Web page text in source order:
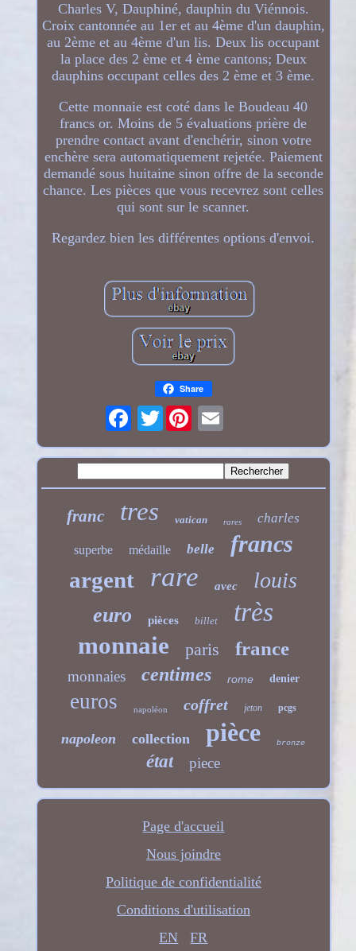
Charles V, Dauphiné, dauphin du Viénnois.
Croix cantonnée au 1er et au 4ème d'un dauphin,
au 2ème et au 4ème d'un lis. Deux lis occupant
la place des 2 ème et 4 ème cantons; Deux
dauphins occupant celles des 2 ème et 3 ème.
Cette monnaie est coté dans le Boudeau 40
francs or. Moins de 5 évaluations prière de
prendre contact avant d'enchérir, sinon votre
enchère sera automatiquement rejetée. Paiement
demandé sous huitaine sinon offre de la seconde
chance. Les pièces que vous recevrez sont celles
qui sont sur le scanner.
Regardez bien les différentes options d'envoi.
Share
Twitter
franc tres vatican rares charles
superbe médaille belle francs
argent rare avec louis
euro pièces billet très
monnaie paris france
monnaies centimes rome denier
euros napoléon coffret jeton pcgs
napoleon collection pièce bronze
état piece
Page d'accueil
Nous joindre
Politique de confidentialité
Conditions d'utilisation
EN
FR